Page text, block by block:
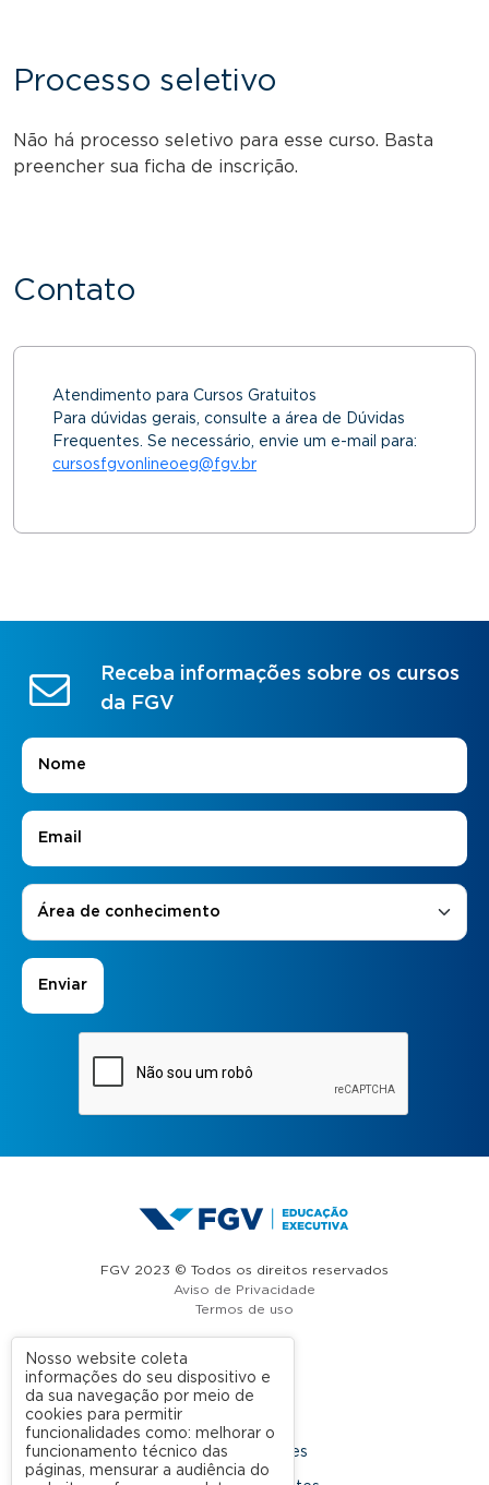
Processo seletivo
Não há processo seletivo para esse curso. Basta
preencher sua ficha de inscrição.
Contato
Atendimento para Cursos Gratuitos
Para dúvidas gerais, consulte a área de Dúvidas
Frequentes. Se necessário, envie um e-mail para:
cursosfgvonlineoeg@fgv.br
Receba informações sobre os cursos
da FGV
Nome
E-mail
Áreas de Interesse
Área de conhecimento
FGV 2023 © Todos os direitos reservados
Aviso de Privacidade
Termos de uso
A FGV
Nossas Unidades
Nosso website coleta
informações do seu dispositivo e
da sua navegação por meio de
cookies para permitir
funcionalidades como: melhorar o
funcionamento técnico das
páginas, mensurar a audiência do